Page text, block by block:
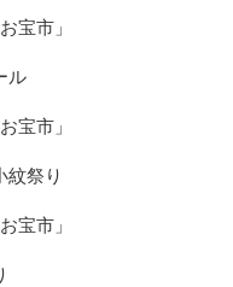
宝市」
ル
宝市」
紋祭り
宝市」